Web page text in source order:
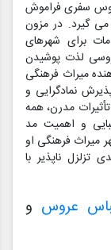
سفری فراموش
گیرد. در مزون
برای شهرهای
لذت پوشیدن
میراث فرهنگی
نمادگرایی و
مدرن، همه
و اهمیت مد
فرهنگی او
تزلزل ناپذیر با
عروس و